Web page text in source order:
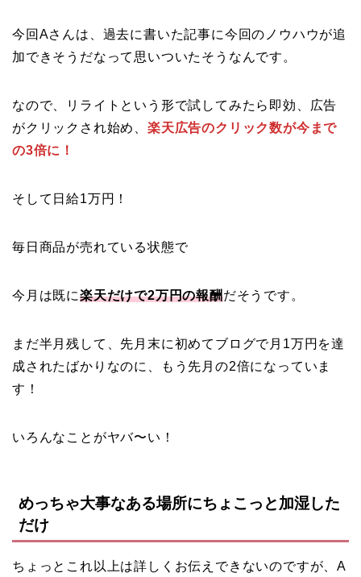
今回Aさんは、過去に書いた記事に今回のノウハウが追
加できそうだなって思いついたそうなんです。
なので、リライトという形で試してみたら即効、広告
がクリックされ始め、 楽天広告のクリック数が今まで
の3倍に！
そして日給1万円！
毎日商品が売れている状態で
今月は既に楽天だけで2万円の報酬だそうです。
まだ半月残して、先月末に初めてブログで月1万円を達
成されたばかりなのに、もう先月の2倍になっていま
す！
いろんなことがヤバ〜い！
めっちゃ大事なある場所にちょこっと加湿した
だけ
ちょっとこれ以上は詳しくお伝えできないのですが、A